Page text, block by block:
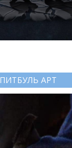
ПИТБУЛЬ АРТ